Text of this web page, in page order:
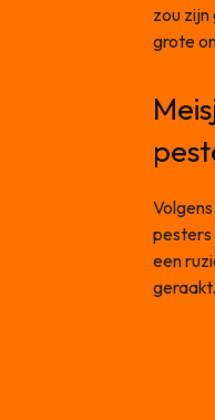
zou
grote
pesters
een
geraakt.